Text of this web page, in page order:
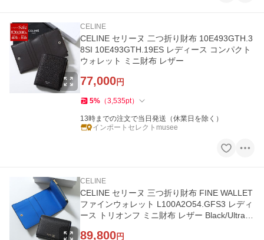
CELINE
CELINE セリーヌ 二つ折り財布 10E493GTH.3
8SI 10E493GTH.19ES レディース コンパクト
ウォレット ミニ財布 レザー
77,000円
5% （3,535pt）
13時までの注文で当日発送（休業日を除く）
インポートセレクトmusee
CELINE
CELINE セリーヌ 三つ折り財布 FINE WALLET
ファインウォレット L100A2O54.GFS3 レディ
ース トリオンフ ミニ財布 レザー Black/Ultra-B
89,800円